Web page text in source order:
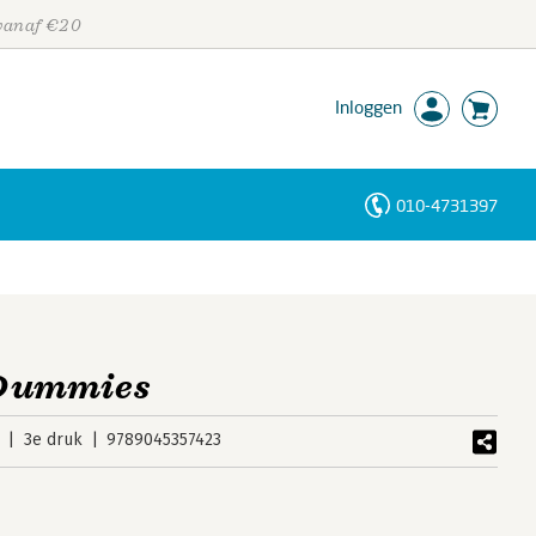
€20
Inloggen
010-4731397
3e druk 9789045357423
Personen